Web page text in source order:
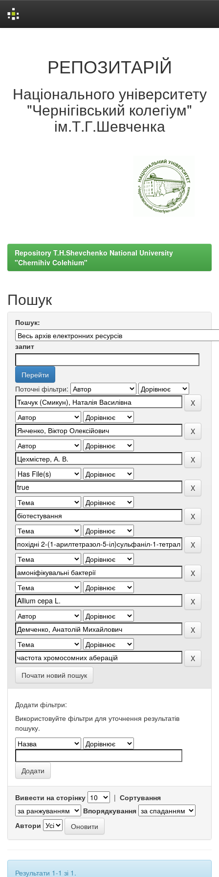
РЕПОЗИТАРІЙ
Національного університету
"Чернігівський колегіум"
ім.Т.Г.Шевченка
Repository T.H.Shevchenko National University
"Chernihiv Colehium"
Пошук
Пошук:
запит
Поточні фільтри:
Почати новий пошук
Додати фільтри:
Використовуйте фільтри для уточнення результатів
пошуку.
Вивести на сторінку | Сортування
Впорядкування
Автори
Результати 1-1 зі 1.